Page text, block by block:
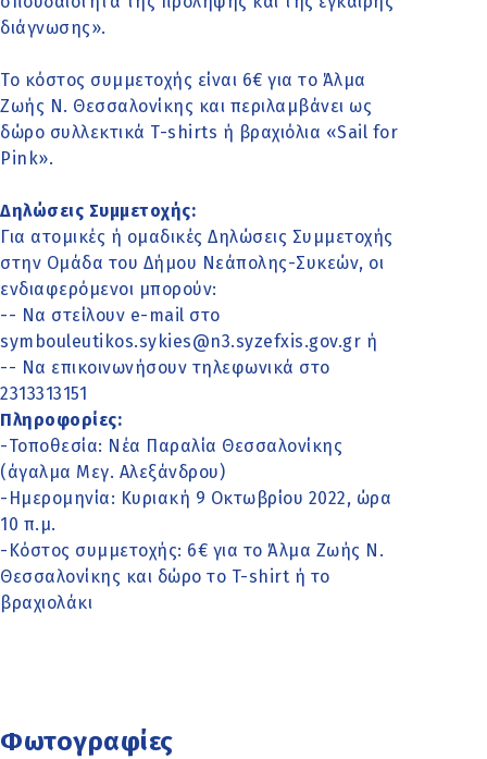
διάγνωσης».
Το κόστος συμμετοχής είναι 6€ για το Άλμα
Ζωής Ν. Θεσσαλονίκης και περιλαμβάνει ως
δώρο συλλεκτικά T-shirts ή βραχιόλια «Sail for
Pink».
Δηλώσεις Συμμετοχής:
Για ατομικές ή ομαδικές Δηλώσεις Συμμετοχής
στην Ομάδα του Δήμου Νεάπολης-Συκεών, οι
ενδιαφερόμενοι μπορούν:
-- Να στείλουν e-mail στο
symbouleutikos.sykies@n3.syzefxis.gov.gr ή
-- Να επικοινωνήσουν τηλεφωνικά στο
2313313151
Πληροφορίες:
-Τοποθεσία: Νέα Παραλία Θεσσαλονίκης
(άγαλμα Μεγ. Αλεξάνδρου)
-Ημερομηνία: Κυριακή 9 Οκτωβρίου 2022, ώρα
10 π.μ.
-Κόστος συμμετοχής: 6€ για το Άλμα Ζωής Ν.
Θεσσαλονίκης και δώρο το T-shirt ή το
βραχιολάκι
Φωτογραφίες